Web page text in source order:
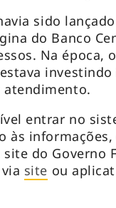
sido
do Banco
Na época,
atendimento.
entrar no
às
do Governo
site ou